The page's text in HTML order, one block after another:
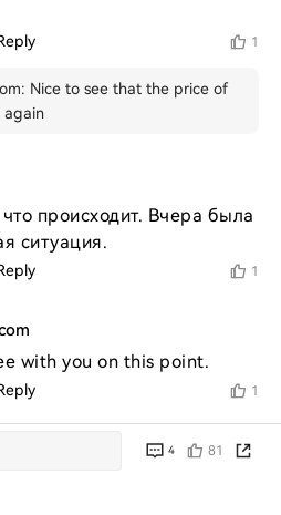
1
: Nice to see that the price of
again
происходит. Вчера была
ситуация.
1
with you on this point.
1
4 81